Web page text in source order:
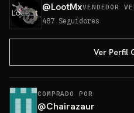
@LootMxVENDEDOR
487 Seguidores
Ver Perfil
COMPRADO POR
@Chairazaur